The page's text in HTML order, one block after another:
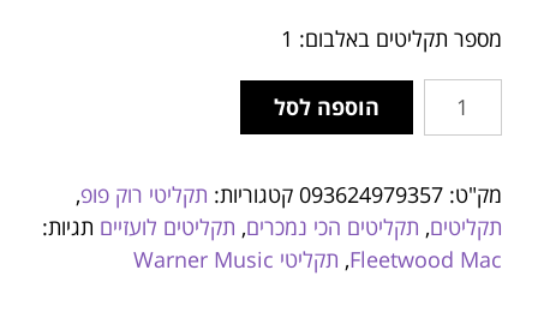
מספר תקליטים באלבום: 1
הוספה לסל
מק"ט: 093624979357 קטגוריות: תקליטי רוק פופ,
תקליטים, תקליטים הכי נמכרים, תקליטים לועזיים תגיות:
Fleetwood Mac
, תקליטי Warner Music